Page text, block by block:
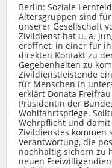
Berlin: Soziale
Altersgruppen sind
unserer Gesellschaft
Zivildienst hat u. a.
eröffnet, in einer für
direkten Kontakt zu
Gegebenheiten zu
Zivildienstleistende
für Menschen in
erklärt Donata
Präsidentin der
Wohlfahrtspflege.
Wehrpflicht und damit
Zivildienstes kommen
Verantwortung, die
nachhaltig sichern zu
neuen